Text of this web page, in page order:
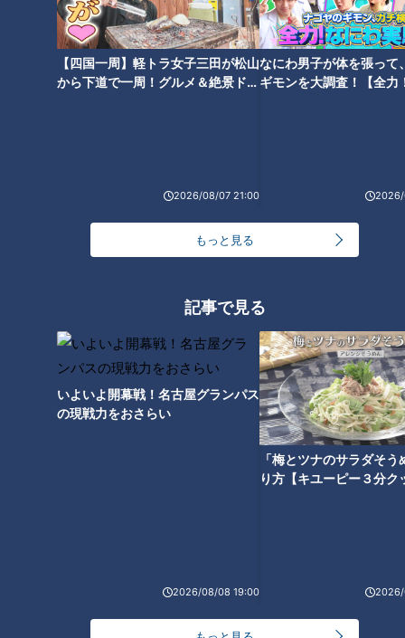
【四国一周】軽トラ女子三田が松山
から下道で一周！グルメ＆絶景ドラ
2026/08/07 21:00
なにわ男子が体を張って
ギモンを大調査！【全力
2026/
もっと見る
記事で見る
いよいよ開幕戦！名古屋グランパス
の現戦力をおさらい
2026/08/08 19:00
「梅とツナのサラダそう
り方【キユーピー３分ク
2026/
ご近所づきあいの証にも
作りの様子
名古屋では、子どもや地域住民向けのおこしものづくり教室が
学校や公民館などで開かれることも少なくありません。筆者も
近所の施設で会があるというので参加してみました。
「公民館などで毎年のようにおこしもづくりの会を行っていま
調整が難しい。でも楽しいです!」とは母親と一緒に参加して